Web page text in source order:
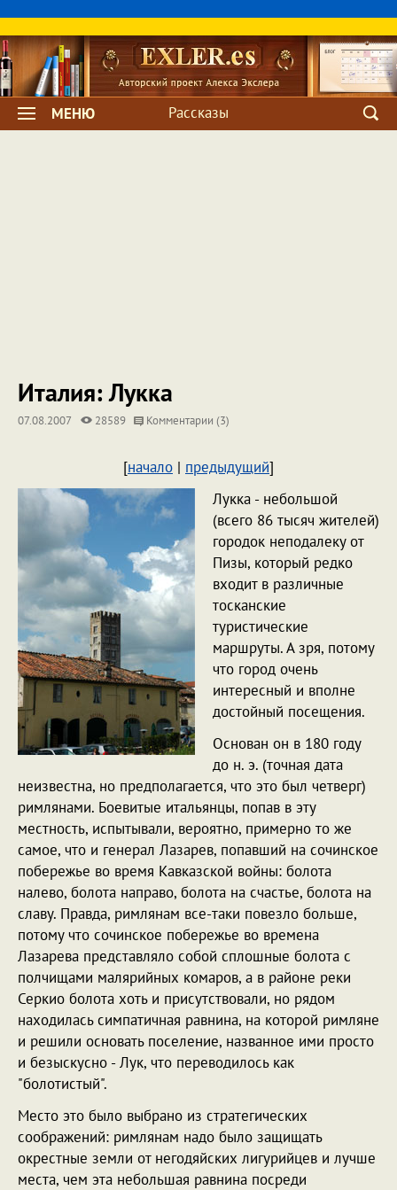
МЕНЮ Рассказы
Италия: Лукка
07.08.2007 28589 Комментарии (3)
[начало | предыдущий]
Лукка - небольшой
(всего 86 тысяч жителей)
городок неподалеку от
Пизы, который редко
входит в различные
тосканские
туристические
маршруты. А зря, потому
что город очень
интересный и вполне
достойный посещения.
Основан он в 180 году
до н. э. (точная дата
неизвестна, но предполагается, что это был четверг)
римлянами. Боевитые итальянцы, попав в эту
местность, испытывали, вероятно, примерно то же
самое, что и генерал Лазарев, попавший на сочинское
побережье во время Кавказcкой войны: болота
налево, болота направо, болота на счастье, болота на
славу. Правда, римлянам все-таки повезло больше,
потому что сочинское побережье во времена
Лазарева представляло собой сплошные болота с
полчищами малярийных комаров, а в районе реки
Серкио болота хоть и присутствовали, но рядом
находилась симпатичная равнина, на которой римляне
и решили основать поселение, названное ими просто
и безыскусно - Лук, что переводилось как
"болотистый".
Место это было выбрано из стратегических
соображений: римлянам надо было защищать
окрестные земли от негодяйских лигурийцев и лучше
места, чем эта небольшая равнина посреди